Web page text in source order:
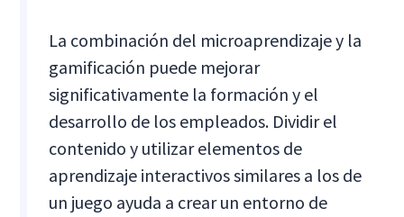
La combinación del microaprendizaje y la
gamificación puede mejorar
significativamente la formación y el
desarrollo de los empleados. Dividir el
contenido y utilizar elementos de
aprendizaje interactivos similares a los de
un juego ayuda a crear un entorno de